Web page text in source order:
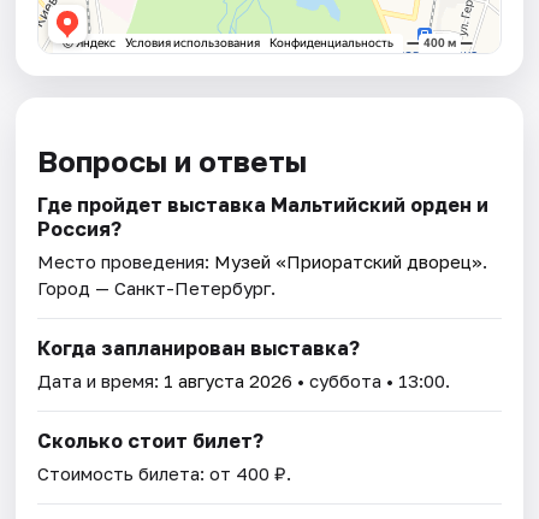
Вопросы и ответы
Где пройдет выставка Мальтийский орден и
Россия?
Место проведения: Музей «Приоратский дворец».
Город — Санкт-Петербург.
Когда запланирован выставка?
Дата и время: 1 августа 2026 • суббота • 13:00.
Сколько стоит билет?
Стоимость билета: от 400 ₽.